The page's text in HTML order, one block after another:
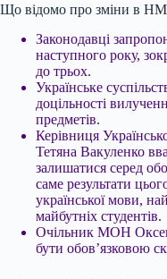
Що відомо про зміни в
Законодавці
наступного року,
до трьох.
Українське
доцільності
предметів.
Керівниця
Тетяна Вакуленко
залишатися серед
саме результати
української мови,
майбутніх студентів.
Очільник МОН
бути обов’язковою